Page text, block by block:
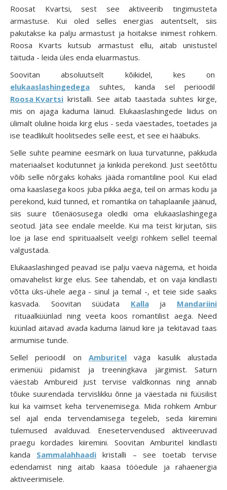
Roosat Kvartsi, sest see aktiveerib tingimusteta
armastuse. Kui oled selles energias autentselt, siis
pakutakse ka palju armastust ja hoitakse inimest rohkem.
Roosa Kvarts kutsub armastust ellu, aitab unistustel
täituda - leida üles enda eluarmastus.
Soovitan absoluutselt kõikidel, kes on
elukaaslashingedega suhtes, kanda sel perioodil
Roosa Kvartsi kristalli. See aitab taastada suhtes kirge,
mis on ajaga kaduma läinud. Elukaaslashingede liidus on
ülimalt oluline hoida kirg elus - seda väestades, toetades ja
ise teadlikult hoolitsedes selle eest, et see ei hääbuks.
Selle suhte peamine eesmärk on luua turvatunne, pakkuda
materiaalset kodutunnet ja kinkida perekond. Just seetõttu
võib selle nõrgaks kohaks jääda romantiline pool. Kui elad
oma kaaslasega koos juba pikka aega, teil on armas kodu ja
perekond, kuid tunned, et romantika on tahaplaanile jäänud,
siis suure tõenäosusega oledki oma elukaaslashingega
seotud. Jäta see endale meelde. Kui ma teist kirjutan, siis
loe ja lase end spirituaalselt veelgi rohkem sellel teemal
valgustada.
Elukaaslashinged peavad ise palju vaeva nägema, et hoida
omavahelist kirge elus. See tähendab, et on vaja kindlasti
võtta üks-ühele aega - sinul ja temal -, et teie side saaks
kasvada. Soovitan süüdata Kallaja Mandariini
rituaalküünlad ning veeta koos romantilist aega. Need
küünlad aitavad avada kaduma läinud kire ja tekitavad taas
armumise tunde.
Sellel perioodil on Amburitel väga kasulik alustada
erimenüü pidamist ja treeningkava järgimist. Saturn
väestab Ambureid just tervise valdkonnas ning annab
tõuke suurendada tervislikku õnne ja väestada nii füüsilist
kui ka vaimset keha tervenemisega. Mida rohkem Ambur
sel ajal enda tervendamisega tegeleb, seda kiiremini
tulemused avalduvad. Enesetervendused aktiveeruvad
praegu kordades kiiremini. Soovitan Amburitel kindlasti
kanda Sammalahhaadi kristalli – see toetab tervise
edendamist ning aitab kaasa tööedule ja rahaenergia
aktiveerimisele.